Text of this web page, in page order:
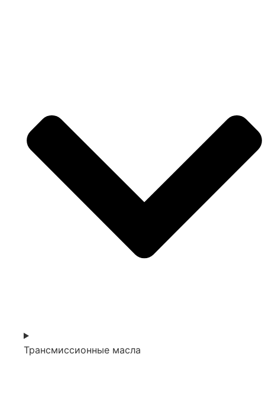
Трансмиссионные масла